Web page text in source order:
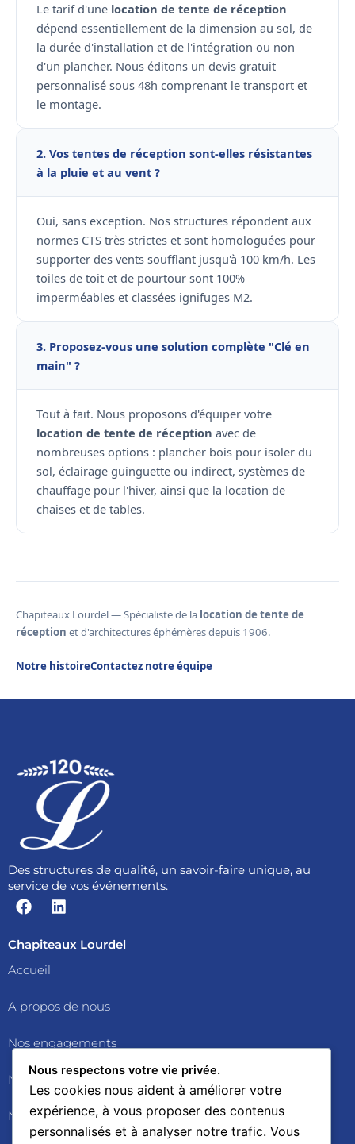
Le tarif d'une location de tente de réception
dépend essentiellement de la dimension au sol, de
la durée d'installation et de l'intégration ou non
d'un plancher. Nous éditons un devis gratuit
personnalisé sous 48h comprenant le transport et
le montage.
2. Vos tentes de réception sont-elles résistantes
à la pluie et au vent ?
Oui, sans exception. Nos structures répondent aux
normes CTS très strictes et sont homologuées pour
supporter des vents soufflant jusqu'à 100 km/h. Les
toiles de toit et de pourtour sont 100%
imperméables et classées ignifuges M2.
3. Proposez-vous une solution complète "Clé en
main" ?
Tout à fait. Nous proposons d'équiper votre
location de tente de réception avec de
nombreuses options : plancher bois pour isoler du
sol, éclairage guinguette ou indirect, systèmes de
chauffage pour l'hiver, ainsi que la location de
chaises et de tables.
Chapiteaux Lourdel — Spécialiste de la location de tente de
réception et d'architectures éphémères depuis 1906.
Notre histoireContactez notre équipe
Des structures de qualité, un savoir-faire unique, au
service de vos événements.
F
a
e
o
k
L
i
k
n
Chapiteaux Lourdel
Accueil
A propos de nous
Nos engagements
Nos services
Nos chapiteaux
Nous respectons votre vie privée.
Les cookies nous aident à améliorer votre
expérience, à vous proposer des contenus
personnalisés et à analyser notre trafic. Vous